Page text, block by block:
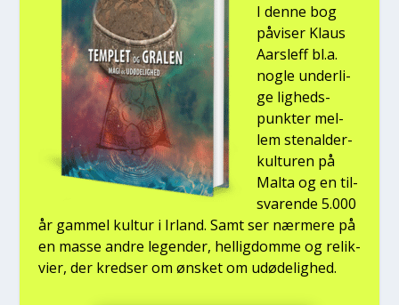
I den­ne bog
påvi­ser Klaus
Aars­l­eff bl.a.
nog­le under­li­
ge lig­heds­
punk­ter mel­
lem ste­nal­der­
kul­tu­ren på
Mal­ta og en til­
sva­ren­de 5.000
år gam­mel kul­tur i Irland. Samt ser nær­me­re på
en mas­se andre legen­der, hel­lig­dom­me og relik­
vi­er, der kred­ser om ønsket om udø­de­lig­hed.